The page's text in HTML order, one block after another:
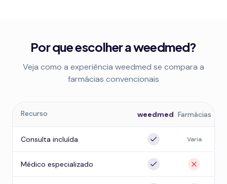
Por que escolher a weedmed?
Veja como a experiência weedmed se compara a
farmácias convencionais
Recurso weedmed Farmácias
Consulta incluída Varia
Médico especializado